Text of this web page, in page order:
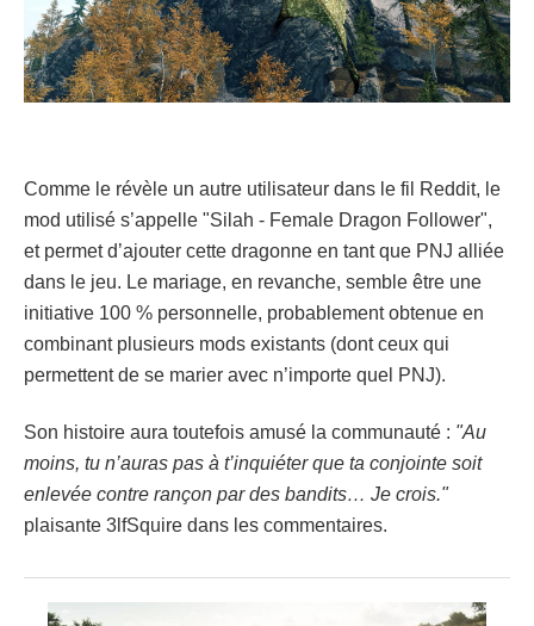
Comme le révèle un autre utilisateur dans le fil Reddit, le
mod utilisé s’appelle "Silah - Female Dragon Follower",
et permet d’ajouter cette dragonne en tant que PNJ alliée
dans le jeu. Le mariage, en revanche, semble être une
initiative 100 % personnelle, probablement obtenue en
combinant plusieurs mods existants (dont ceux qui
permettent de se marier avec n’importe quel PNJ).
Son histoire aura toutefois amusé la communauté : "Au
moins, tu n’auras pas à t’inquiéter que ta conjointe soit
enlevée contre rançon par des bandits… Je crois."
plaisante 3lfSquire dans les commentaires.